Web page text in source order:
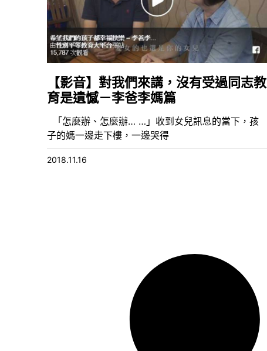
【影音】對我們來講，沒有受過同志教
育是遺憾－李爸李媽篇
「怎麼辦、怎麼辦… …」收到女兒訊息的當下，孩
子的媽一邊走下樓，一邊哭得
2018.11.16